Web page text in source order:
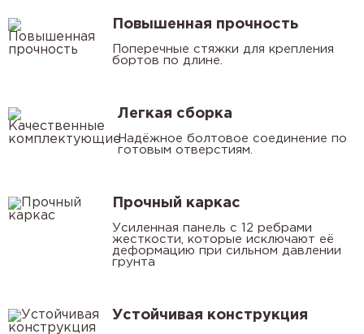
Повышенная прочность
Поперечные стяжки для крепления
бортов по длине.
Легкая сборка
Надёжное болтовое соединение по
готовым отверстиям.
Прочный каркас
Усиленная панель с 12 ребрами
жесткости, которые исключают её
деформацию при сильном давлении
грунта
Устойчивая конструкция